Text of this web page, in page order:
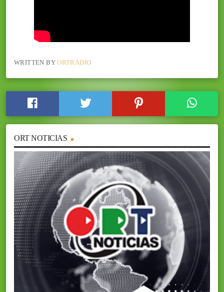
WRITTEN BYORTRADIO
ORT NOTICIAS